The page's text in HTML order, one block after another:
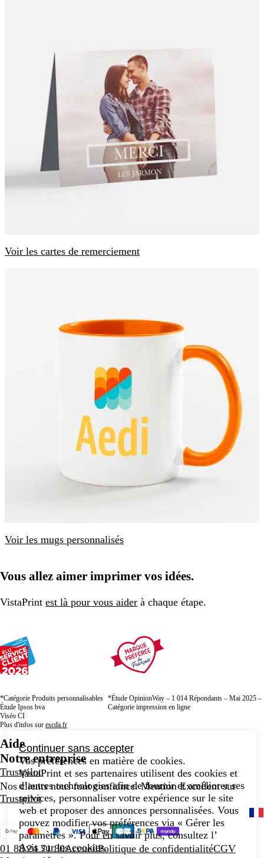
Voir les cartes de remerciement
Voir les mugs personnalisés
Vous allez aimer imprimer vos idées.
VistaPrint est là pour vous aider à chaque étape.
*Catégorie Produits personnalisables
Étude Ipsos bva
Viséo CI
Plus d'infos sur escda.fr
*Étude OpinionWay – 1 014 Répondants – Mai 2025 –
Catégorie impression en ligne
Aide
Notre entreprise
Trustpilot
Nos clients nous font confiance. Mention Excellent sur
Trustpilot
01 88 24 71 80AccueilPolitique de confidentialitéCGV
Continuer sans accepter
Vos préférences en matière de cookies.
VistaPrint et ses partenaires utilisent des cookies et
d’autres technologies afin de fournir et améliorer ses
services, personnaliser votre expérience sur le site
web et proposer des annonces personnalisées. Vous
pouvez modifier vos préférences via « Gérer les
paramètres ». Pour en savoir plus, consultez l’
Avis sur les cookies.